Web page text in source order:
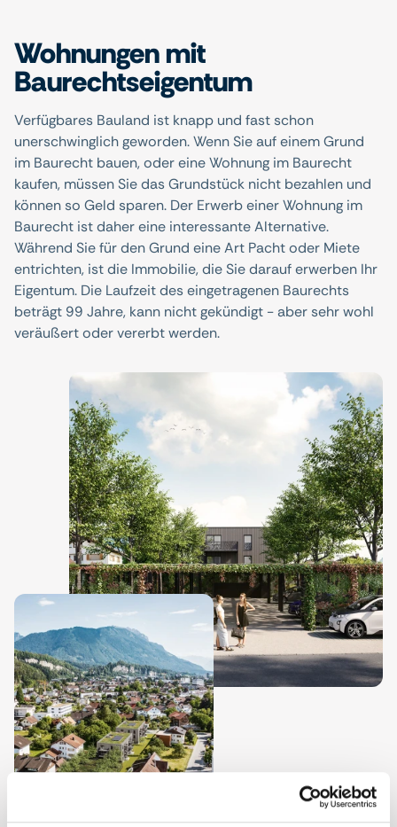
Wohnungen mit
Baurechtseigentum
Verfügbares Bauland ist knapp und fast schon
unerschwinglich geworden. Wenn Sie auf einem Grund
im Baurecht bauen, oder eine Wohnung im Baurecht
kaufen, müssen Sie das Grundstück nicht bezahlen und
können so Geld sparen. Der Erwerb einer Wohnung im
Baurecht ist daher eine interessante Alternative.
Während Sie für den Grund eine Art Pacht oder Miete
entrichten, ist die Immobilie, die Sie darauf erwerben Ihr
Eigentum. Die Laufzeit des eingetragenen Baurechts
beträgt 99 Jahre, kann nicht gekündigt - aber sehr wohl
veräußert oder vererbt werden.